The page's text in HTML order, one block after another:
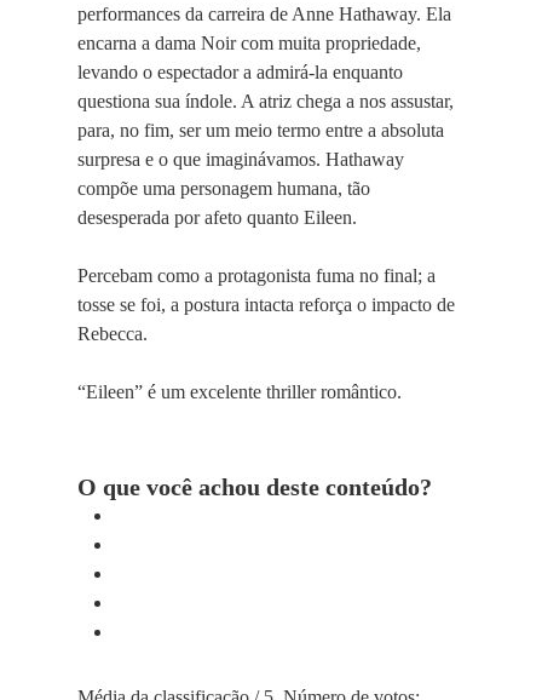
performances da carreira de Anne Hathaway. Ela
encarna a dama Noir com muita propriedade,
levando o espectador a admirá-la enquanto
questiona sua índole. A atriz chega a nos assustar,
para, no fim, ser um meio termo entre a absoluta
surpresa e o que imaginávamos. Hathaway
compõe uma personagem humana, tão
desesperada por afeto quanto Eileen.
Percebam como a protagonista fuma no final; a
tosse se foi, a postura intacta reforça o impacto de
Rebecca.
“Eileen” é um excelente thriller romântico.
O que você achou deste conteúdo?